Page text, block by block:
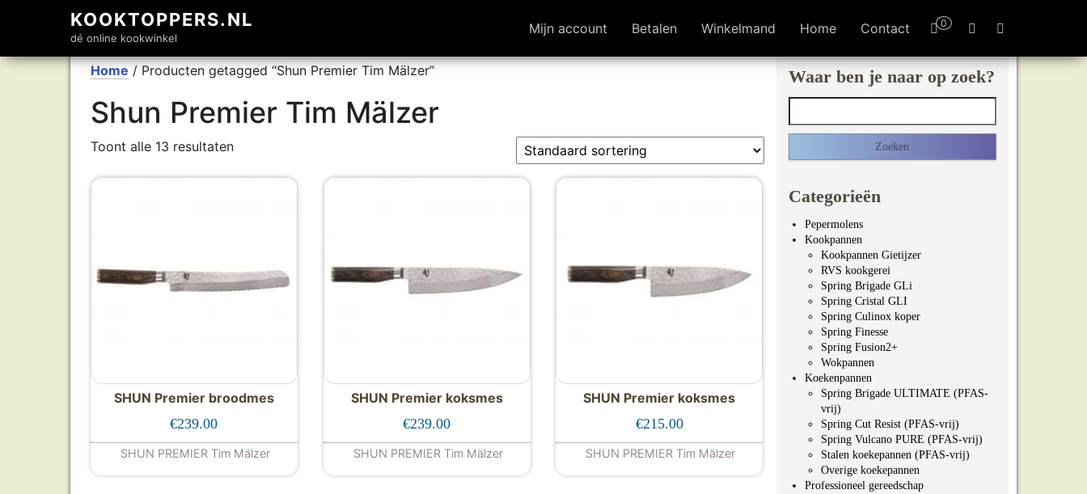
KOOKTOPPERS.NL
dé online kookwinkel
0
Mijn account Betalen Winkelmand Home Contact
Home / Producten getagged “Shun Premier Tim Mälzer”
Shun Premier Tim Mälzer
Toont alle 13 resultaten
SHUN Premier broodmes
€239.00
SHUN PREMIER Tim Mälzer
SHUN Premier koksmes
€239.00
SHUN PREMIER Tim Mälzer
SHUN Premier koksmes
€215.00
SHUN PREMIER Tim Mälzer
Waar ben je naar op zoek?
Categorieën
Pepermolens
Kookpannen
Kookpannen Gietijzer
RVS kookgerei
Spring Brigade GLi
Spring Cristal GLI
Spring Culinox koper
Spring Finesse
Spring Fusion2+
Wokpannen
Koekenpannen
Spring Brigade ULTIMATE (PFAS-
vrij)
Spring Cut Resist (PFAS-vrij)
Spring Vulcano PURE (PFAS-vrij)
Stalen koekepannen (PFAS-vrij)
Overige koekepannen
Professioneel gereedschap